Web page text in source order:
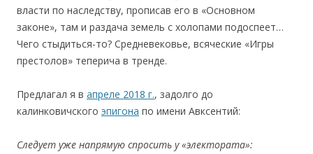
власти по наследству, прописав его в «Основном
законе», там и раздача земель с холопами подоспеет…
Чего стыдиться-то? Средневековье, всяческие «Игры
престолов» теперича в тренде.
Предлагал я в апреле 2018 г., задолго до
калинковичского эпигона по имени Авксентий:
Следует уже напрямую спросить у «электората»: